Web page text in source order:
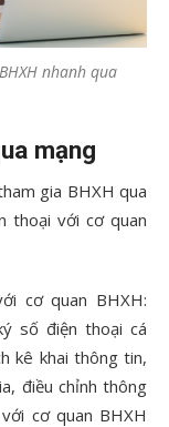
nhanh qua
mạng
gia BHXH qua
thoại với cơ quan
cơ quan BHXH:
số điện thoại cá
kê khai thông tin,
điều chỉnh thông
cơ quan BHXH